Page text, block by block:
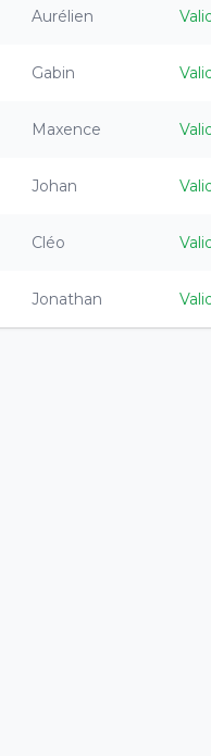
Aurélien
Gabin
Maxence
Johan
Cléo
Jonathan